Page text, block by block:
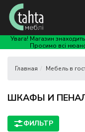
Увага! Магазин
Просимо всі
Мебель в
ШКАФЫ И